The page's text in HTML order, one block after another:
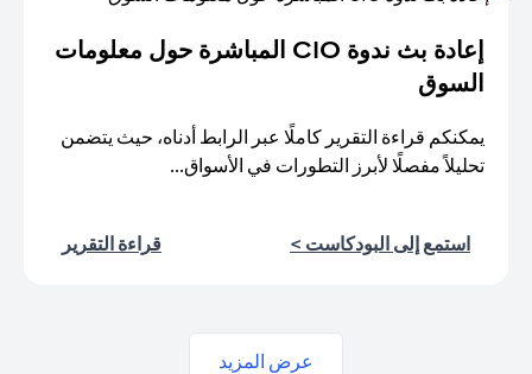
إعادة بث ندوة CIO المباشرة حول معلومات
السوق
يمكنكم قراءة التقرير كاملًا عبر الرابط أدناه، حيث يتضمن
تحليلاً مفصلًا لأبرز التطورات في الأسواق...
استمع إلى البودكاست > قراءة التقرير
عرض المزيد